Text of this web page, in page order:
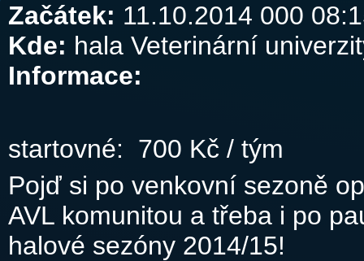
Začátek: 11.10.2014 000
Kde: hala Veterinární
Informace:
startovné: 700 Kč / tým
Pojď si po venkovní sezoně
AVL komunitou a třeba i po
halové sezóny 2014/15!